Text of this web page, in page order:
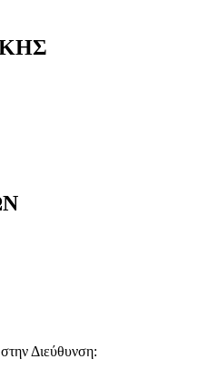
Διεύθυνση: